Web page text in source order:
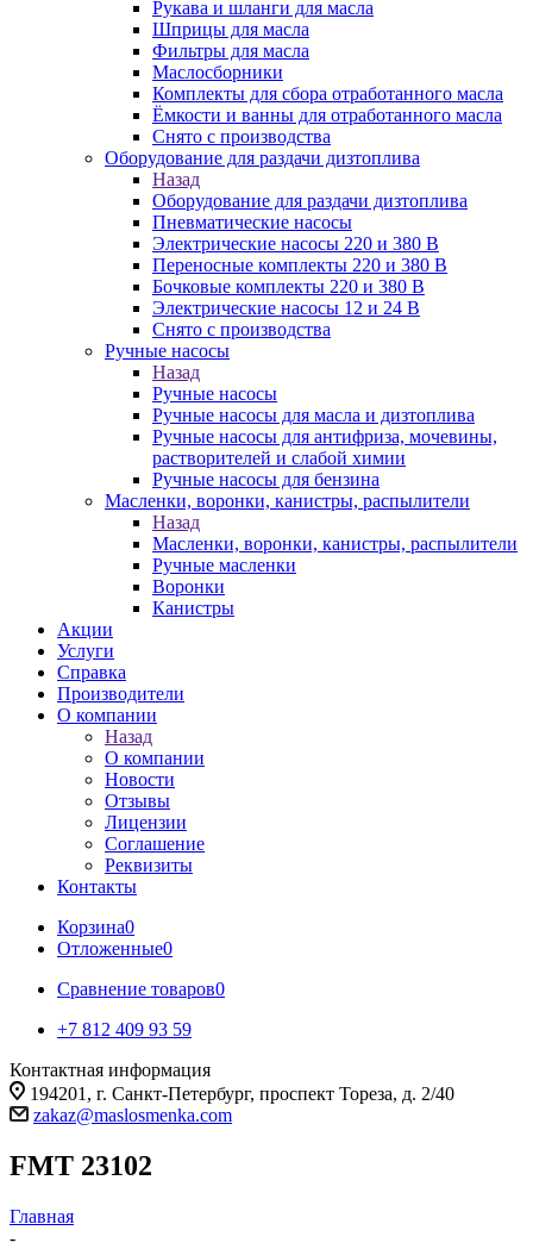
Рукава и шланги для масла
Шприцы для масла
Фильтры для масла
Маслосборники
Комплекты для сбора отработанного масла
Ёмкости и ванны для отработанного масла
Снято с производства
Оборудование для раздачи дизтоплива
Назад
Оборудование для раздачи дизтоплива
Пневматические насосы
Электрические насосы 220 и 380 В
Переносные комплекты 220 и 380 В
Бочковые комплекты 220 и 380 В
Электрические насосы 12 и 24 В
Снято с производства
Ручные насосы
Назад
Ручные насосы
Ручные насосы для масла и дизтоплива
Ручные насосы для антифриза, мочевины,
растворителей и слабой химии
Ручные насосы для бензина
Масленки, воронки, канистры, распылители
Назад
Масленки, воронки, канистры, распылители
Ручные масленки
Воронки
Канистры
Акции
Услуги
Справка
Производители
О компании
Назад
О компании
Новости
Отзывы
Лицензии
Соглашение
Реквизиты
Контакты
Корзина0
Отложенные0
Сравнение товаров0
+7 812 409 93 59
Контактная информация
194201, г. Санкт-Петербург, проспект Тореза, д. 2/40
zakaz@maslosmenka.com
FMT 23102
Главная
-